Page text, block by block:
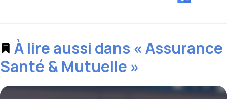
À lire aussi dans « Assurance
Santé & Mutuelle »